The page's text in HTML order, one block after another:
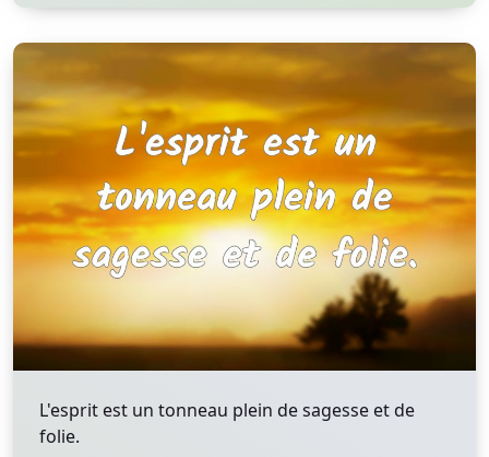
L'esprit est un tonneau plein de sagesse et de
folie.